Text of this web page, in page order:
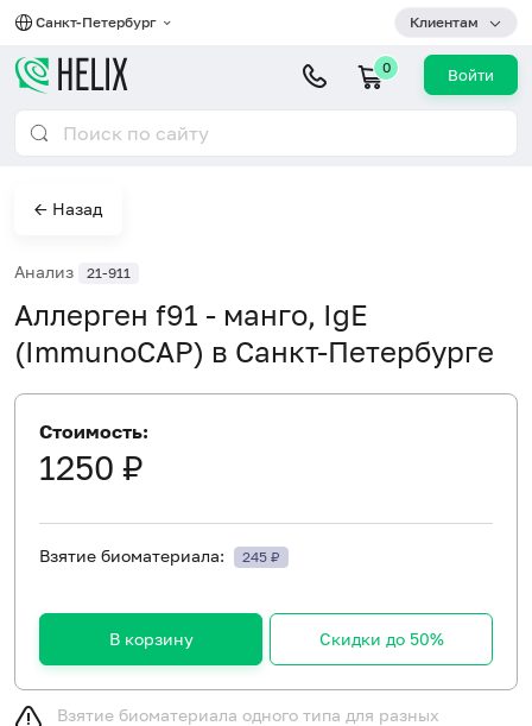
Санкт-Петербург Клиентам
0 Войти
← Назад
Анализ 21-911
Аллерген f91 - манго, IgE
(ImmunoCAP) в Санкт-Петербурге
Стоимость:
1250 ₽
Взятие биоматериала: 245 ₽
В корзину Скидки до 50%
Взятие биоматериала одного типа для разных